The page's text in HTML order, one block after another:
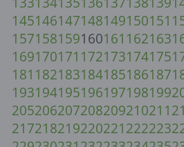
145146147148149150151
157158159160161 162163
169170171 172173174175
181 182183184185186187
193194195196197198199
205206207208209210211
217218219220221222223